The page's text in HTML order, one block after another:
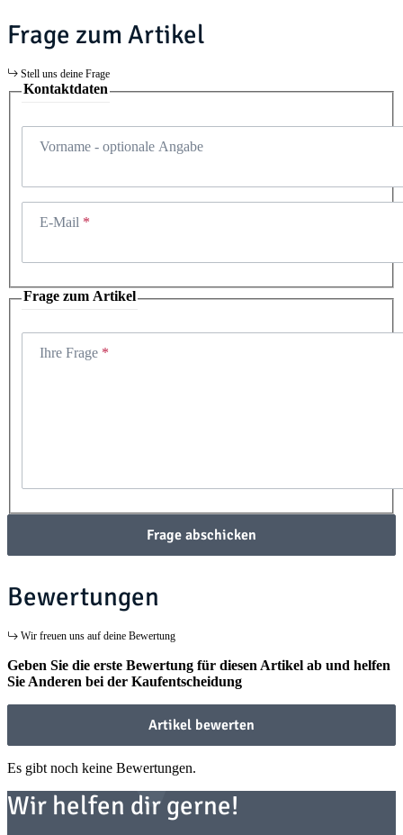
Frage zum Artikel
Stell uns deine Frage
Kontaktdaten
Vorname - optionale Angabe
E-Mail
Frage zum Artikel
Ihre Frage
Frage abschicken
Bewertungen
Wir freuen uns auf deine Bewertung
Geben Sie die erste Bewertung für diesen Artikel ab und helfen
Sie Anderen bei der Kaufentscheidung
Artikel bewerten
Es gibt noch keine Bewertungen.
Wir helfen dir gerne!